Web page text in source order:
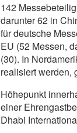
142
darunter 62 in
für deutsche
EU (52 Messen,
(30). In
realisiert werden,
Höhepunkt
einer
Dhabi